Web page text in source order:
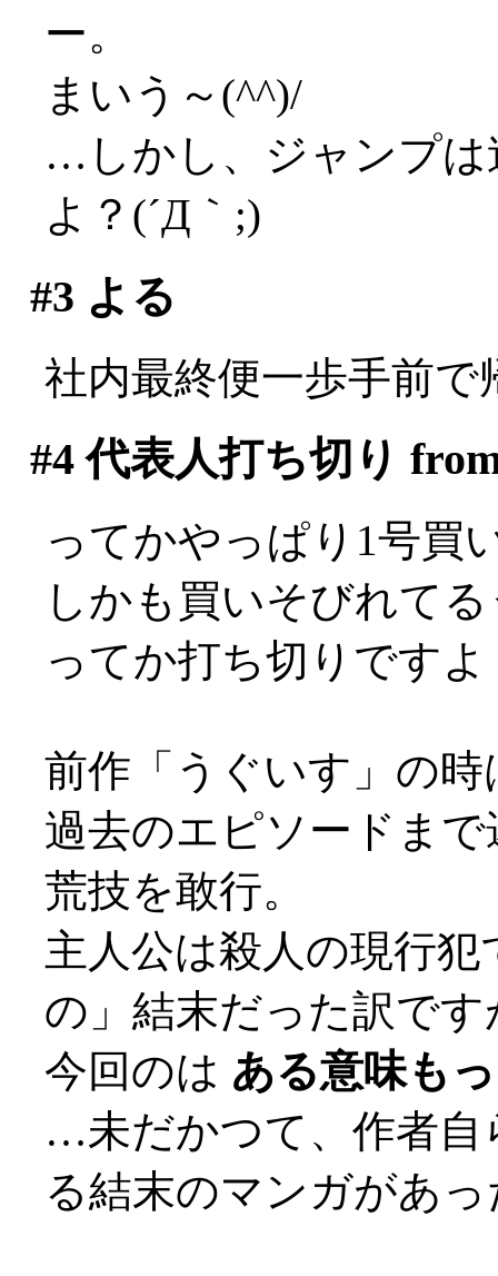
ー。
まいう～(^^)/
…しかし、ジャンプは
よ？(´Д｀;)
#3 よる
社内最終便一歩手前で
#4代表人打ち切り
ってかやっぱり1号買
しかも買いそびれて
ってか打ち切りですよ
前作「うぐいす」の
過去のエピソードま
荒技を敢行。
主人公は殺人の現行
の」結末だった訳です
今回のは ある意味も
…未だかつて、作者自
る結末のマンガがあ